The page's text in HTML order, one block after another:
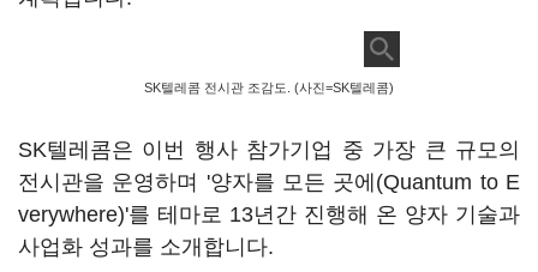
SK텔레콤 전시관 조감도. (사진=SK텔레콤)
SK텔레콤은 이번 행사 참가기업 중 가장 큰 규모의
전시관을 운영하며 '양자를 모든 곳에(Quantum to E
verywhere)'를 테마로 13년간 진행해 온 양자 기술과
사업화 성과를 소개합니다.